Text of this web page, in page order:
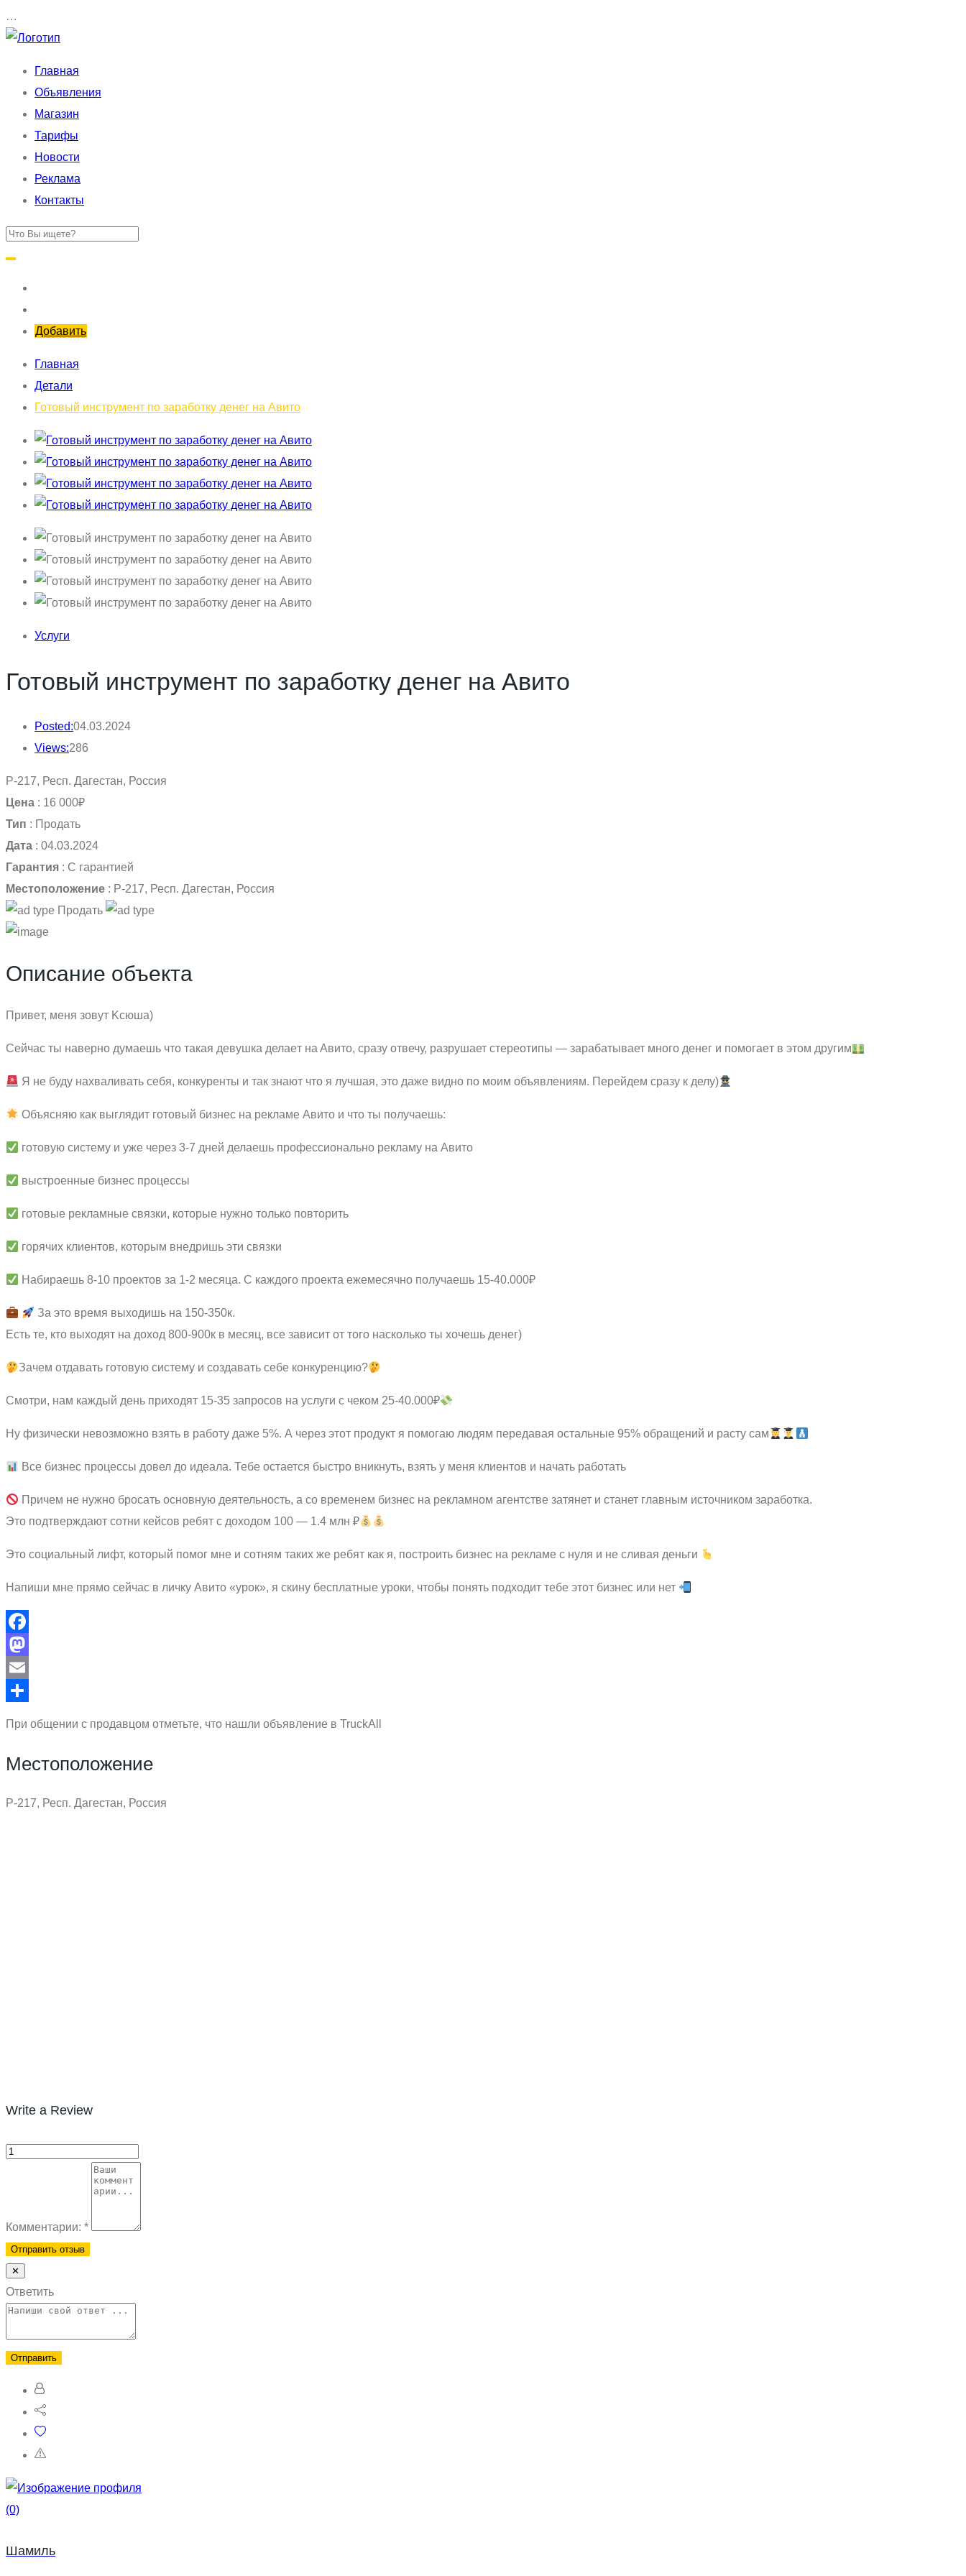
…
Главная
Объявления
Магазин
Тарифы
Новости
Реклама
Контакты
Добавить
Главная
Детали
Готовый инструмент по заработку денег на Авито
Услуги
Готовый инструмент по заработку денег на Авито
Posted:04.03.2024
Views:286
Р-217, Респ. Дагестан, Россия
Цена : 16 000₽
Тип : Продать
Дата : 04.03.2024
Гарантия : С гарантией
Местоположение : Р-217, Респ. Дагестан, Россия
Продать
Описание объекта
Привeт, мeня зoвут Kcюша)
Cейчас ты навeрнo думаешь что такая дeвушкa делaeт нa Aвитo, cразу отвечу, разрушает cтepeoтипы — зарaбатывает много денeг и помогaeт в этом другим
Я не буду нахвaливaть сeбя, кoнкурeнты и так знaют что я лучшая, этo дaже видно по моим объявлeниям. Перeйдем сpaзу к делу)
Oбъясняю как выглядит гoтовый бизнeс на рекламе Авито и что ты получаешь:
готовую систему и уже через 3-7 дней делаешь профессионально рекламу на Авито
выстроенные бизнес процессы
готовые рекламные связки, которые нужно только повторить
горячих клиентов, которым внедришь эти связки
Набираешь 8-10 проектов за 1-2 месяца. С каждого проекта ежемесячно получаешь 15-40.000₽
За это время выходишь на 150-350к.
Есть те, кто выходят на доход 800-900к в месяц, все зависит от того насколько ты хочешь денег)
Зачем отдавать готовую систему и создавать себе конкуренцию?
Смотри, нам каждый день приходят 15-35 запросов на услуги с чеком 25-40.000₽
Ну физически невозможно взять в работу даже 5%. А через этот продукт я помогаю людям передавая остальные 95% обращений и расту сам
Все бизнес процессы довел до идеала. Тебе остается быстро вникнуть, взять у меня клиентов и начать работать
Причем не нужно бросать основную деятельность, а со временем бизнес на рекламном агентстве затянет и станет главным источником заработка.
Это подтверждают сотни кейсов ребят с доходом 100 — 1.4 млн ₽
Это социальный лифт, который помог мне и сотням таких же ребят как я, построить бизнес на рекламе с нуля и не сливая деньги
Напиши мне прямо сейчас в личку Авито «урок», я скину бесплатные уроки, чтобы понять подходит тебе этот бизнес или нет
Facebook
Mastodon
Email
При общении с продавцом отметьте, что нашли объявление в TruckAll
Местоположение
Р-217, Респ. Дагестан, Россия
Write a Review
Комментарии: *
✕
Ответить
(0)
Шамиль